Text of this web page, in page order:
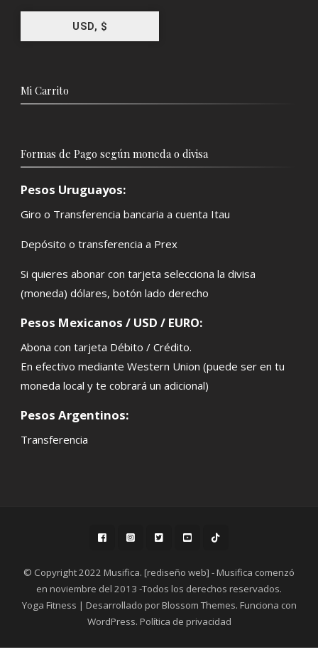
USD, $
Mi Carrito
Formas de Pago según moneda o divisa
Pesos Uruguayos:
Giro o Transferencia bancaria a cuenta Itau
Depósito o transferencia a Prex
Si quieres abonar con tarjeta selecciona la divisa
(moneda) dólares, botón lado derecho
Pesos Mexicanos / USD / EURO:
Abona con tarjeta Débito / Crédito.
En efectivo mediante Western Union (puede ser en tu
moneda local y te cobrará un adicional)
Pesos Argentinos:
Transferencia
© Copyright 2022 Musifica. [rediseño web] - Musifica comenzó
en noviembre del 2013 -Todos los derechos reservados.
Yoga Fitness | Desarrollado porBlossom Themes. Funciona con
WordPress. Política de privacidad